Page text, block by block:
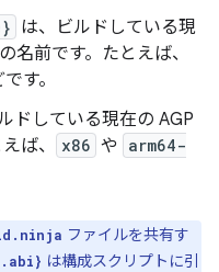
は、ビルドしている現
名前です。たとえば、
す。
ドしている現在の AGP
ば、
x86 や arm64-
ファイルを共有す
は構成スクリプトに引